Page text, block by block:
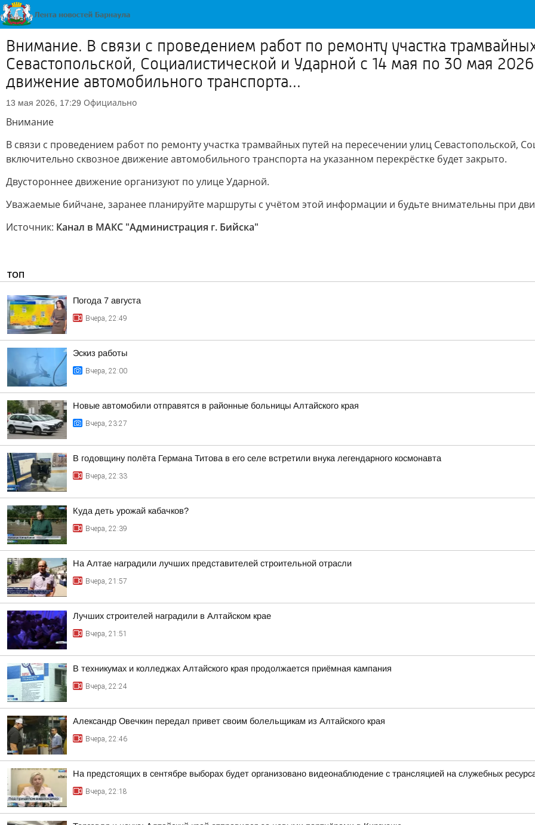
Внимание. В связи с проведением работ по ремонту участка
Севастопольской, Социалистической и Ударной с 14 мая по 30 мая
движение автомобильного транспорта...
13 мая 2026, 17:29 Официально
Внимание
В связи с проведением работ по ремонту участка трамвайных путей на пересечении улиц Севастопольской,
включительно сквозное движение автомобильного транспорта на указанном перекрёстке будет закрыто.
Двустороннее движение организуют по улице Ударной.
Уважаемые бийчане, заранее планируйте маршруты с учётом этой информации и будьте внимательны при
Источник: Канал в МАКС "Администрация г. Бийска"
ТОП
Погода 7 августа
Вчера, 22:49
Эскиз работы
Вчера, 22:00
Новые автомобили отправятся в районные больницы Алтайского края
Вчера, 23:27
В годовщину полёта Германа Титова в его селе встретили внука легендарного космонавта
Вчера, 22:33
Куда деть урожай кабачков?
Вчера, 22:39
На Алтае наградили лучших представителей строительной отрасли
Вчера, 21:57
Лучших строителей наградили в Алтайском крае
Вчера, 21:51
В техникумах и колледжах Алтайского края продолжается приёмная кампания
Вчера, 22:24
Александр Овечкин передал привет своим болельщикам из Алтайского края
Вчера, 22:46
На предстоящих в сентябре выборах будет организовано видеонаблюдение с трансляцией на служебных
Вчера, 22:18